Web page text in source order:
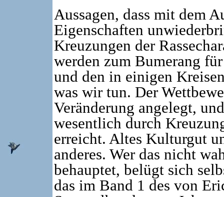
Aussagen, dass mit dem
Eigenschaften
Kreuzungen der
werden zum Bumerang
und den in einigen
was wir tun. Der
Veränderung angelegt,
wesentlich durch
erreicht. Altes Kulturgut
anderes. Wer das nicht
behauptet, belügt sich
das im Band 1 des von